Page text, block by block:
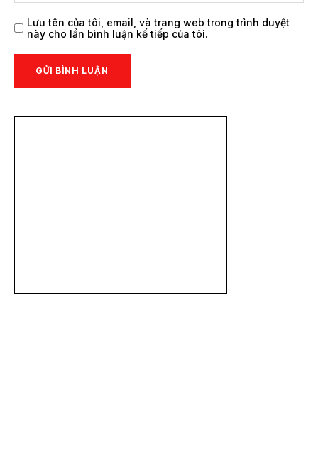
Lưu tên của tôi, email, và trang web trong trình duyệt
này cho lần bình luận kế tiếp của tôi.